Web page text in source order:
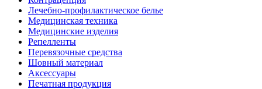
Лечебно-профилактическое белье
Медицинская техника
Медицинские изделия
Репелленты
Перевязочные средства
Шовный материал
Аксессуары
Печатная продукция